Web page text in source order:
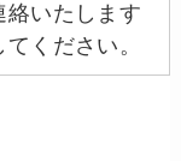
絡いたします
ください。